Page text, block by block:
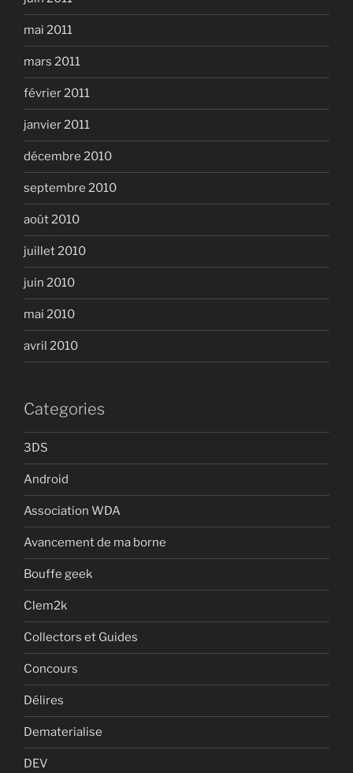
mai 2011
mars 2011
février 2011
janvier 2011
décembre 2010
septembre 2010
août 2010
juillet 2010
juin 2010
mai 2010
avril 2010
Categories
3DS
Android
Association WDA
Avancement de ma borne
Bouffe geek
Clem2k
Collectors et Guides
Concours
Délires
Dematerialise
DEV